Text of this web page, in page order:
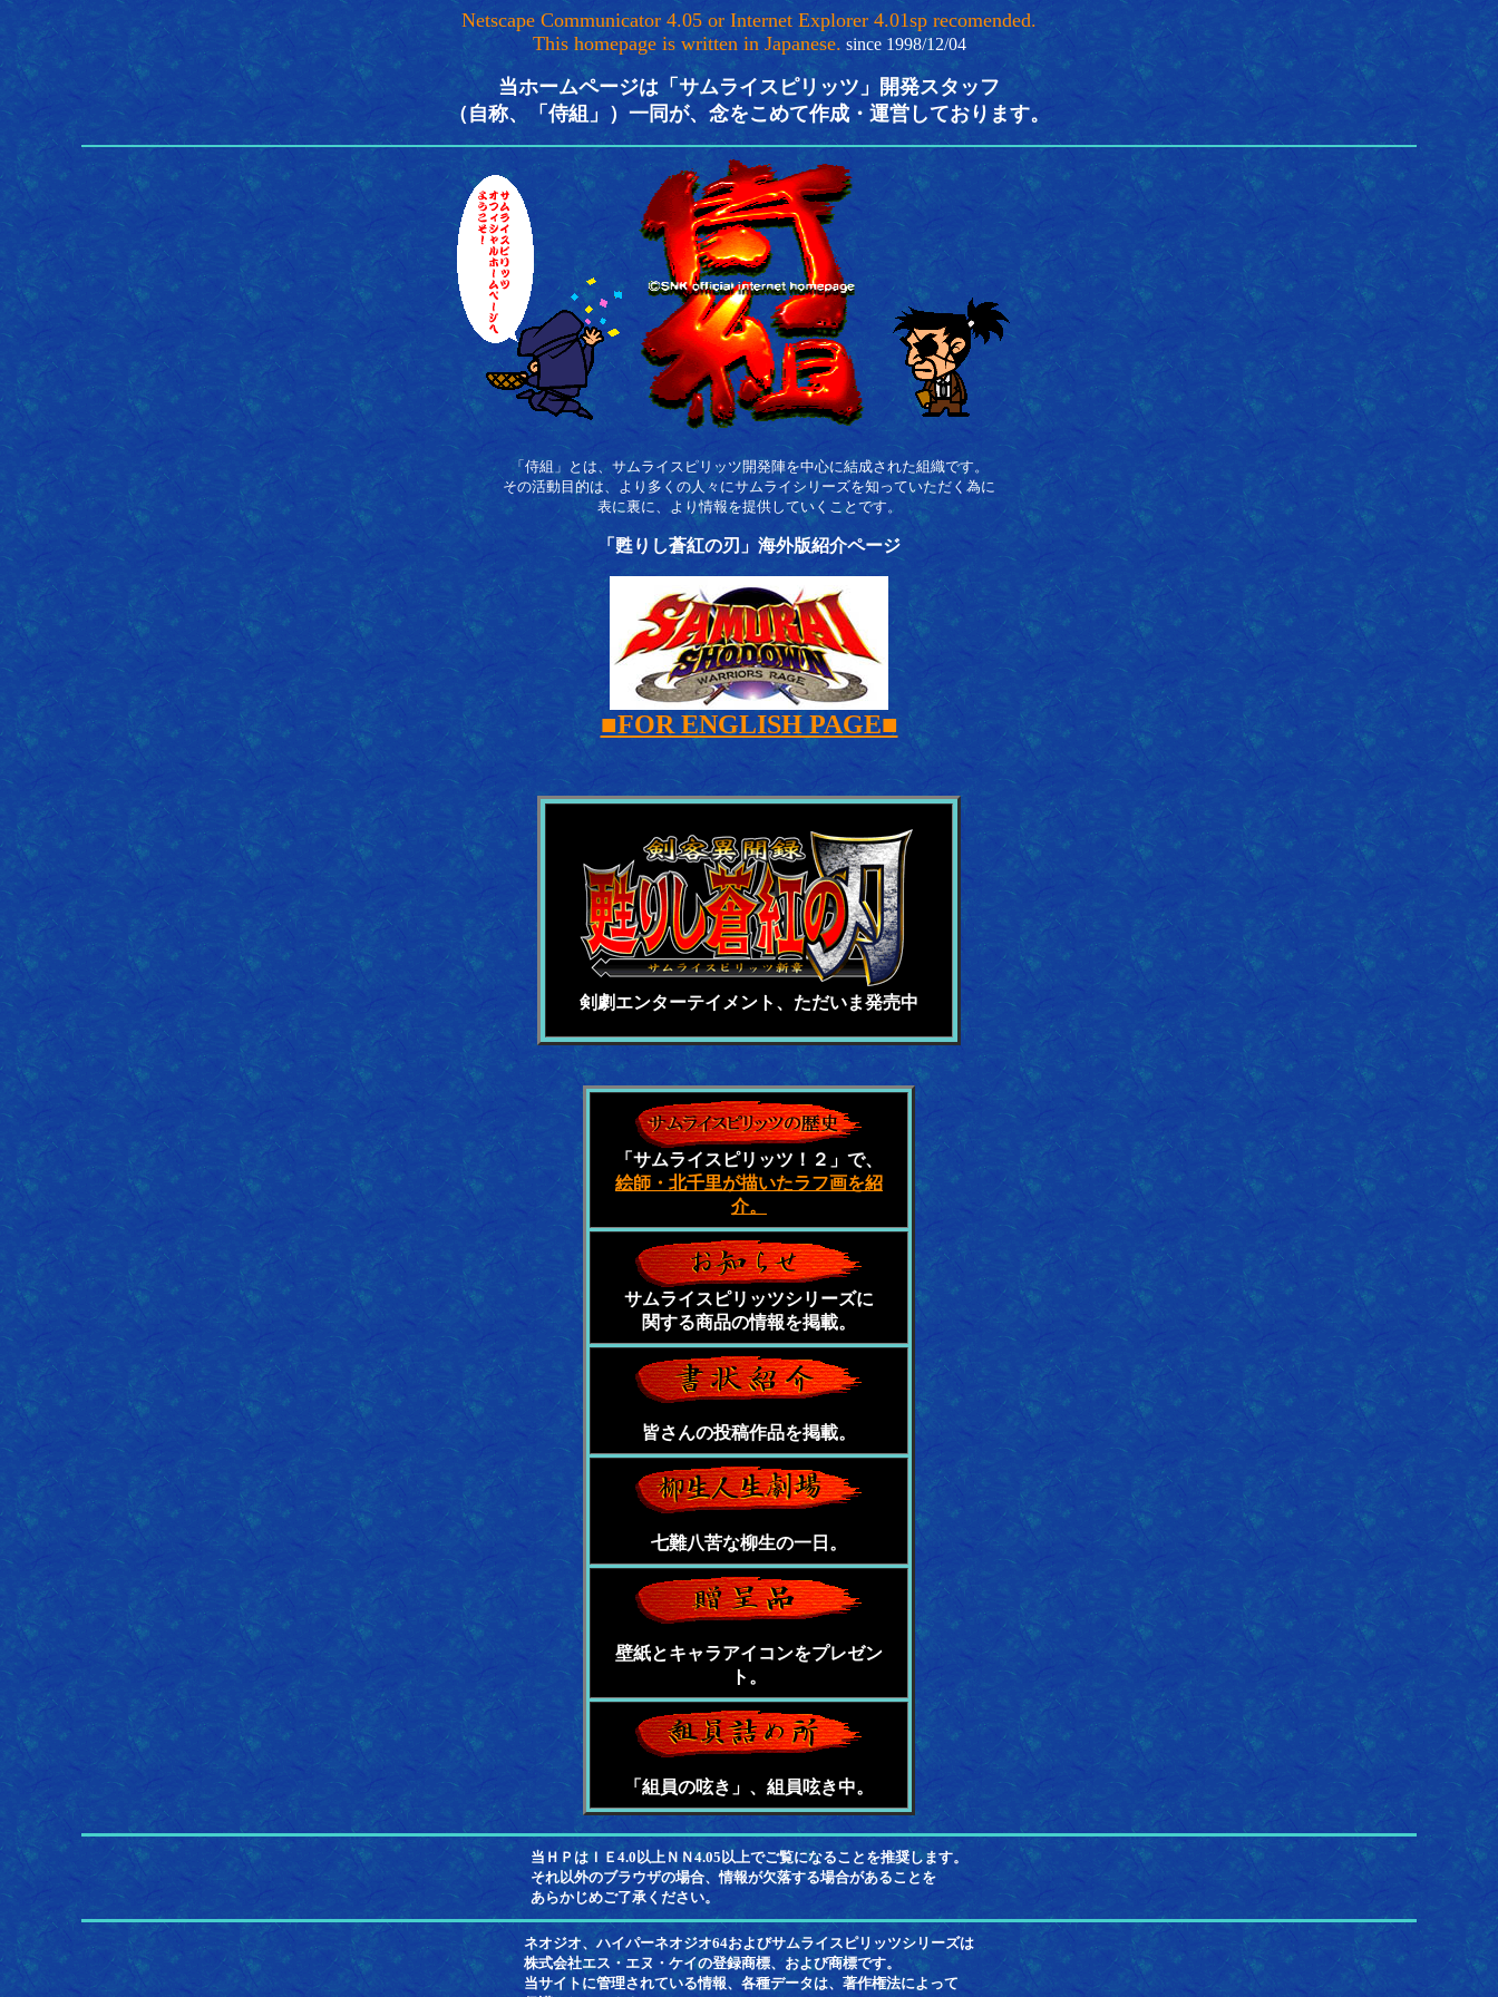
Netscape Communicator 4.05 or Internet Explorer 4.01sp recomended.
This homepage is written in Japanese. since 1998/12/04
当ホームページは「サムライスピリッツ」開発スタッフ
（自称、「侍組」）一同が、念をこめて作成・運営しております。
「侍組」とは、サムライスピリッツ開発陣を中心に結成された組織です。
その活動目的は、より多くの人々にサムライシリーズを知っていただく為に
表に裏に、より情報を提供していくことです。
「甦りし蒼紅の刃」海外版紹介ページ
■FOR ENGLISH PAGE■
剣劇エンターテイメント、ただいま発売中
「サムライスピリッツ！２」で、
絵師・北千里が描いたラフ画を紹
介。
サムライスピリッツシリーズに
関する商品の情報を掲載。
皆さんの投稿作品を掲載。
七難八苦な柳生の一日。
壁紙とキャラアイコンをプレゼン
ト。
「組員の呟き」、組員呟き中。
当ＨＰはＩＥ4.0以上ＮＮ4.05以上でご覧になることを推奨します。
それ以外のブラウザの場合、情報が欠落する場合があることを
あらかじめご了承ください。
ネオジオ、ハイパーネオジオ64およびサムライスピリッツシリーズは
株式会社エス・エヌ・ケイの登録商標、および商標です。
当サイトに管理されている情報、各種データは、著作権法によって